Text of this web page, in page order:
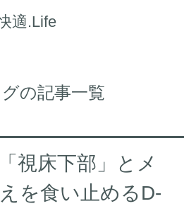
適.Life
グの記事一覧
視床下部」とメ
を食い止めるD-